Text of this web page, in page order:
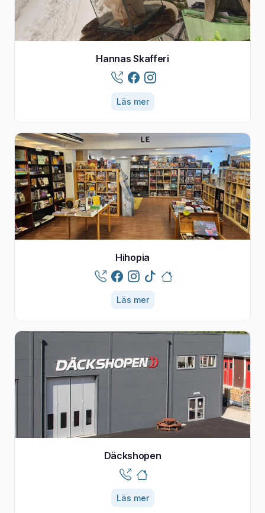
Hannas Skafferi
Läs mer
Hihopia
Läs mer
Däckshopen
Läs mer